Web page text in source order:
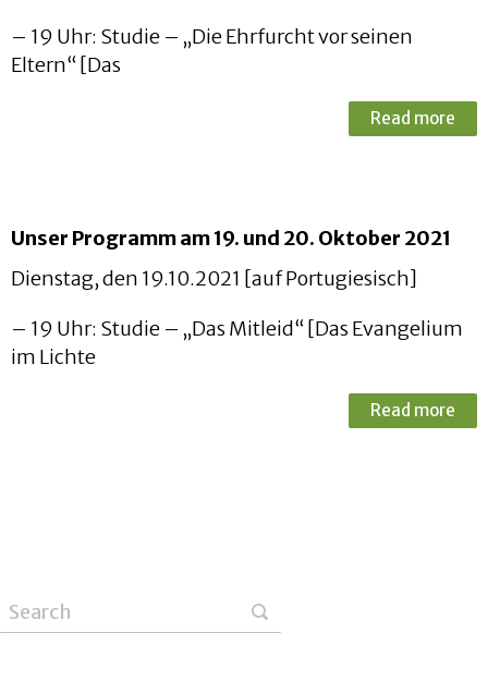
– 19 Uhr: Studie – „Die Ehrfurcht vor seinen
Eltern“ [Das
Read more
Unser Programm am 19. und 20. Oktober 2021
Dienstag, den 19.10.2021 [auf Portugiesisch]
– 19 Uhr: Studie – „Das Mitleid“ [Das Evangelium
im Lichte
Read more